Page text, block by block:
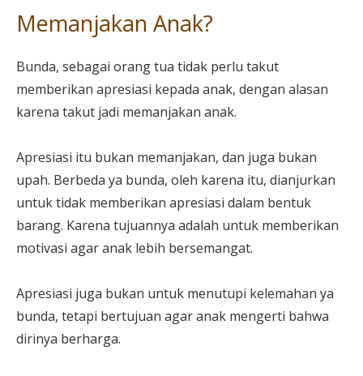
Memanjakan Anak?
Bunda, sebagai orang tua tidak perlu takut
memberikan apresiasi kepada anak, dengan alasan
karena takut jadi memanjakan anak.
Apresiasi itu bukan memanjakan, dan juga bukan
upah. Berbeda ya bunda, oleh karena itu, dianjurkan
untuk tidak memberikan apresiasi dalam bentuk
barang. Karena tujuannya adalah untuk memberikan
motivasi agar anak lebih bersemangat.
Apresiasi juga bukan untuk menutupi kelemahan ya
bunda, tetapi bertujuan agar anak mengerti bahwa
dirinya berharga.